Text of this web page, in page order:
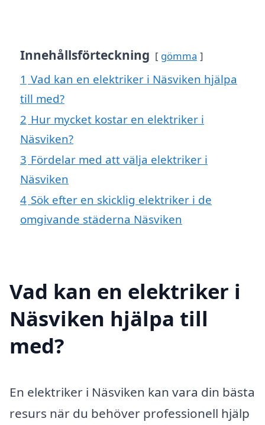
Innehållsförteckning gömma
1 Vad kan en elektriker i Näsviken hjälpa
till med?
2 Hur mycket kostar en elektriker i
Näsviken?
3 Fördelar med att välja elektriker i
Näsviken
4 Sök efter en skicklig elektriker i de
omgivande städerna Näsviken
Vad kan en elektriker i
Näsviken hjälpa till
med?
En elektriker i Näsviken kan vara din bästa
resurs när du behöver professionell hjälp